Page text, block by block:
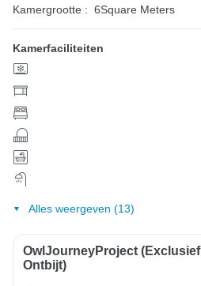
Kamergrootte : 6Square Meters
Kamerfaciliteiten
Alles weergeven (13)
OwlJourneyProject (exclusief
Ontbijt)